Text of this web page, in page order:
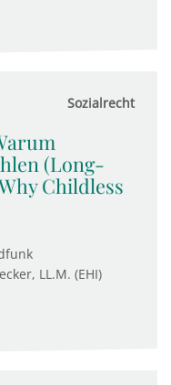
Sozialrecht
(Long-
Childless
LL.M. (EHI)